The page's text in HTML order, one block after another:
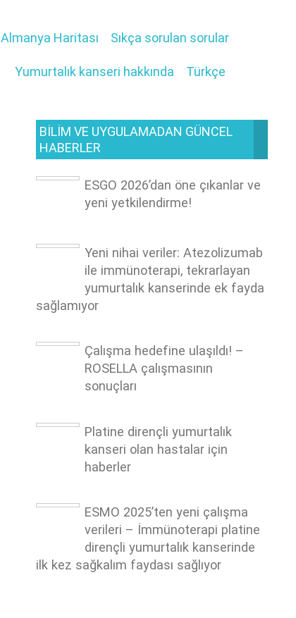
Almanya Haritası Sıkça sorulan sorular
Yumurtalık kanseri hakkında Türkçe
BILIM VE UYGULAMADAN GÜNCEL
HABERLER
ESGO 2026’dan öne çıkanlar ve
yeni yetkilendirme!
Yeni nihai veriler: Atezolizumab
ile immünoterapi, tekrarlayan
yumurtalık kanserinde ek fayda
sağlamıyor
Çalışma hedefine ulaşıldı! –
ROSELLA çalışmasının
sonuçları
Platine dirençli yumurtalık
kanseri olan hastalar için
haberler
ESMO 2025’ten yeni çalışma
verileri – İmmünoterapi platine
dirençli yumurtalık kanserinde
ilk kez sağkalım faydası sağlıyor